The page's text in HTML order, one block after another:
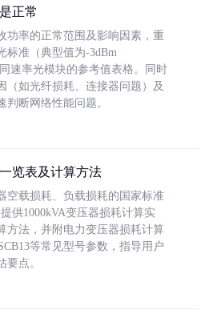
正常
功率的正常范围及影响因素，重
标准（典型值为-3dBm
速率光模块的参考值表格。同时
（如光纤损耗、连接器问题）及
断网络性能问题。
览表及计算方法
空载损耗、负载损耗的国家标准
提供1000kVA变压器损耗计算实
方法，并附电力变压器损耗计算
等常见型号参数，指导用户
要点。